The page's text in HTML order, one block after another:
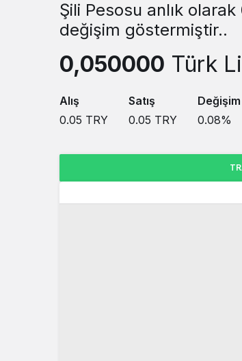
Şili Pesosu anlık
değişim göstermiştir..
0,050000 Türk
Alış
0.05 TRY
Satış
0.05 TRY
Değişim
0.08%